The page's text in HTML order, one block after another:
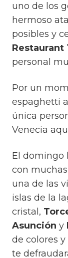
uno de los
hermoso
posibles y
Restaurant
personal
Por un
espaghetti
única
Venecia
El domingo
con
una de las
islas de la
cristal,
Asunción y
de colores
te